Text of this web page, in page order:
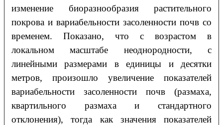
изменение биоразнообразия растительного
покрова и вариабельности засоленности почв со
временем. Показано, что с возрастом в
локальном масштабе неоднородности, с
линейными размерами вединицы и десятки
метров, произошло увеличение показателей
вариабельности засоленностипочв (размаха,
квартильного размаха и стандартного
отклонения), тогда как значенияпоказателей